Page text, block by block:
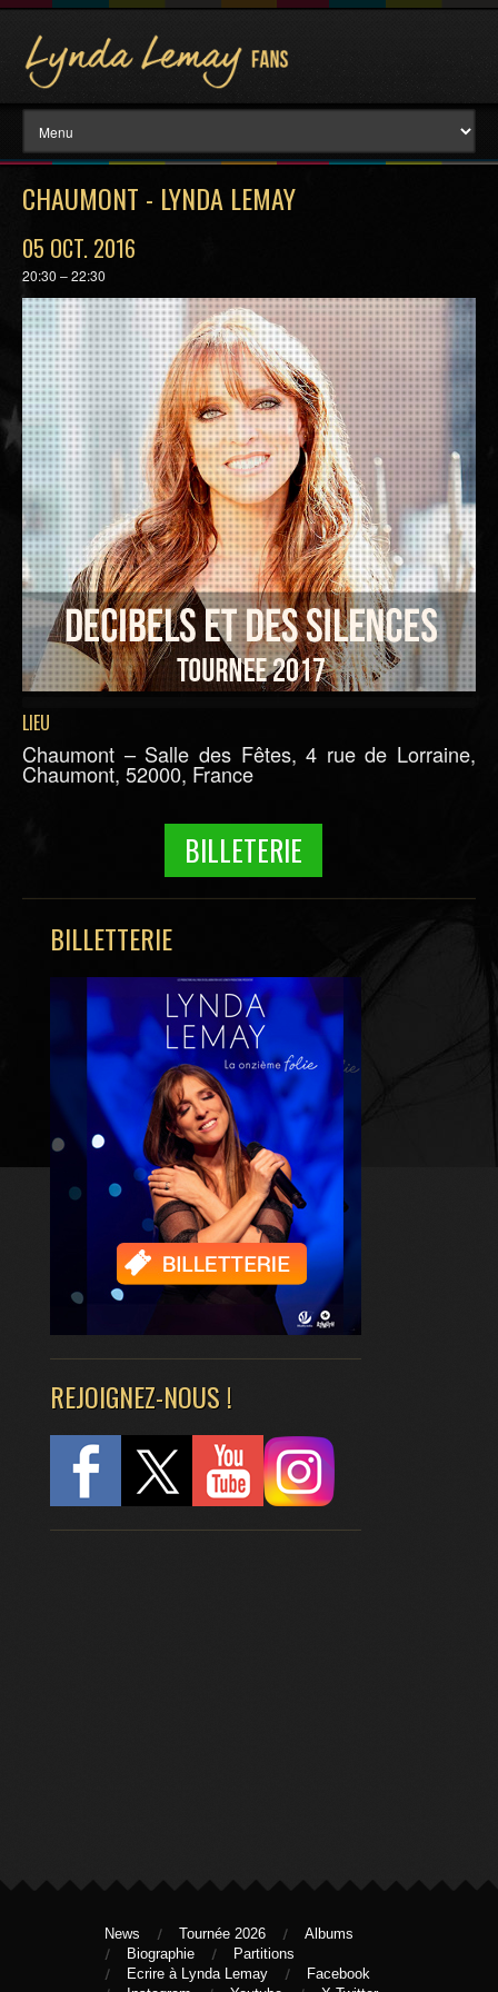
CHAUMONT - LYNDA LEMAY
05 OCT. 2016
20:30 – 22:30
LIEU
Chaumont – Salle des Fêtes, 4 rue de Lorraine,
Chaumont, 52000, France
BILLETERIE
BILLETTERIE
REJOIGNEZ-NOUS !
News Tournée 2026
Albums
Biographie
Partitions
Ecrire à Lynda Lemay
Facebook